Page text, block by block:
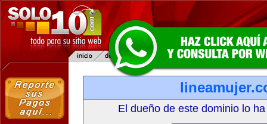
El dueño de este dominio lo